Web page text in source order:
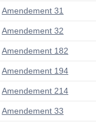
Amendement 31
Amendement 32
Amendement 182
Amendement 194
Amendement 214
Amendement 33